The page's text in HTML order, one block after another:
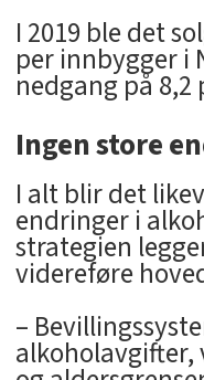
I 2019 ble det
per innbygger i
nedgang på 8,2
Ingen store
I alt blir det
endringer i
strategien
videreføre
–